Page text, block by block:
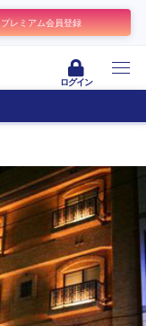
プレミアム会員登録
ログイン